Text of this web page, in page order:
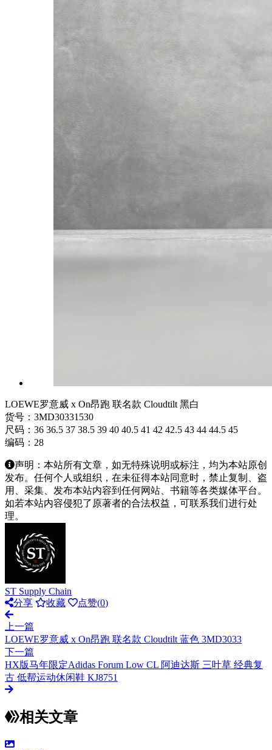
LOEWE罗意威 x On昂跑 联名款 Cloudtilt 黑白
货号：3MD30331530
尺码：36 36.5 37 38.5 39 40 40.5 41 42 42.5 43 44 44.5 45
编码：28
声明：本站所有文章，如无特殊说明或标注，均为本站原创
发布。任何个人或组织，在未征得本站同意时，禁止复制、盗
用、采集、发布本站内容到任何网站、书籍等各类媒体平台。
如若本站内容侵犯了原著者的合法权益，可联系我们进行处
理。
ST Supply Chain
分享
收藏 点赞(0)
上一篇
LOEWE罗意威 x On昂跑 联名款 Cloudtilt 蓝色 3MD3033
下一篇
HX版马年限定Adidas Forum Low CL 阿迪达斯 三叶草 经典复
古 低帮运动休闲鞋 KJ8751
相关文章